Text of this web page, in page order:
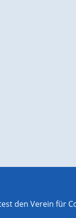
den Verein für